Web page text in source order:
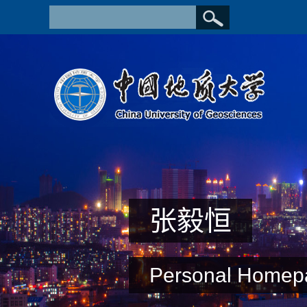
张毅恒
Personal